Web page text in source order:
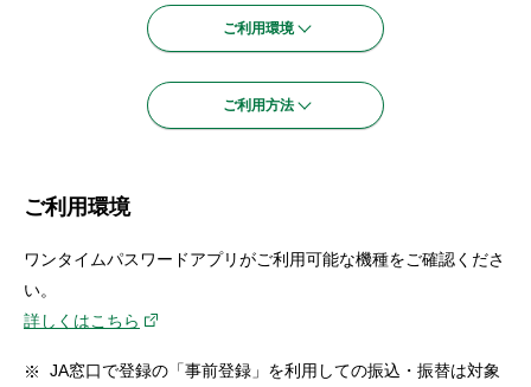
ご利用環境
ご利用方法
ご利用環境
ワンタイムパスワードアプリがご利用可能な機種をご確認くださ
い。
詳しくはこちら
JA窓口で登録の「事前登録」を利用しての振込・振替は対象